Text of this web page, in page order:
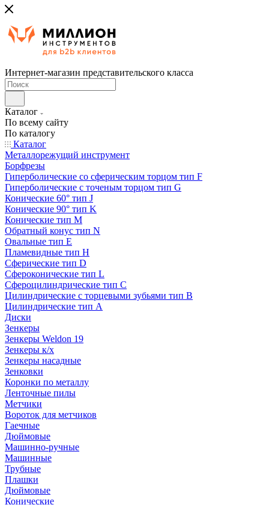
Интернет-магазин представительского класса
Каталог
По всему сайту
По каталогу
Каталог
Металлорежущий инструмент
Борфрезы
Гиперболические cо сферическим торцом тип F
Гиперболические с точеным торцом тип G
Конические 60° тип J
Конические 90° тип K
Конические тип M
Обратный конус тип N
Овальные тип E
Пламевидные тип H
Сферические тип D
Сфероконические тип L
Сфероцилиндрические тип C
Цилиндрические с торцевыми зубьями тип B
Цилиндрические тип А
Диски
Зенкеры
Зенкеры Weldon 19
Зенкеры к/х
Зенкеры насадные
Зенковки
Коронки по металлу
Ленточные пилы
Метчики
Вороток для метчиков
Гаечные
Дюймовые
Машинно-ручные
Машинные
Трубные
Плашки
Дюймовые
Конические